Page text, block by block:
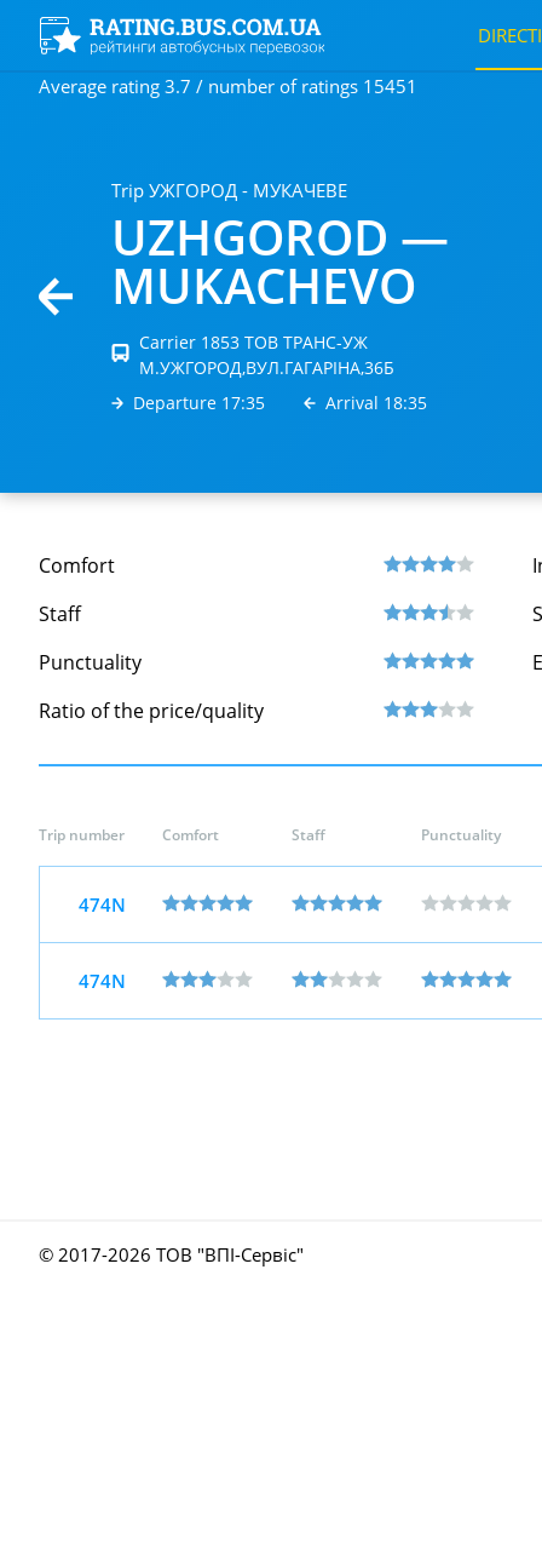
Average rating 3.7 / number of ratings 15451
Trip УЖГОРОД - МУКАЧЕВЕ
UZHGOROD —
MUKACHEVО
Carrier 1853 ТОВ ТРАНС-УЖ
М.УЖГОРОД,ВУЛ.ГАГАРІНА,36Б
Departure 17:35
Arrival 18:35
Comfort
Staff
Punctuality
Ratio of the price/quality
Trip number Comfort Staff Punctuality
474N
474N
© 2017-2026 ТОВ "ВПІ-Сервіс"